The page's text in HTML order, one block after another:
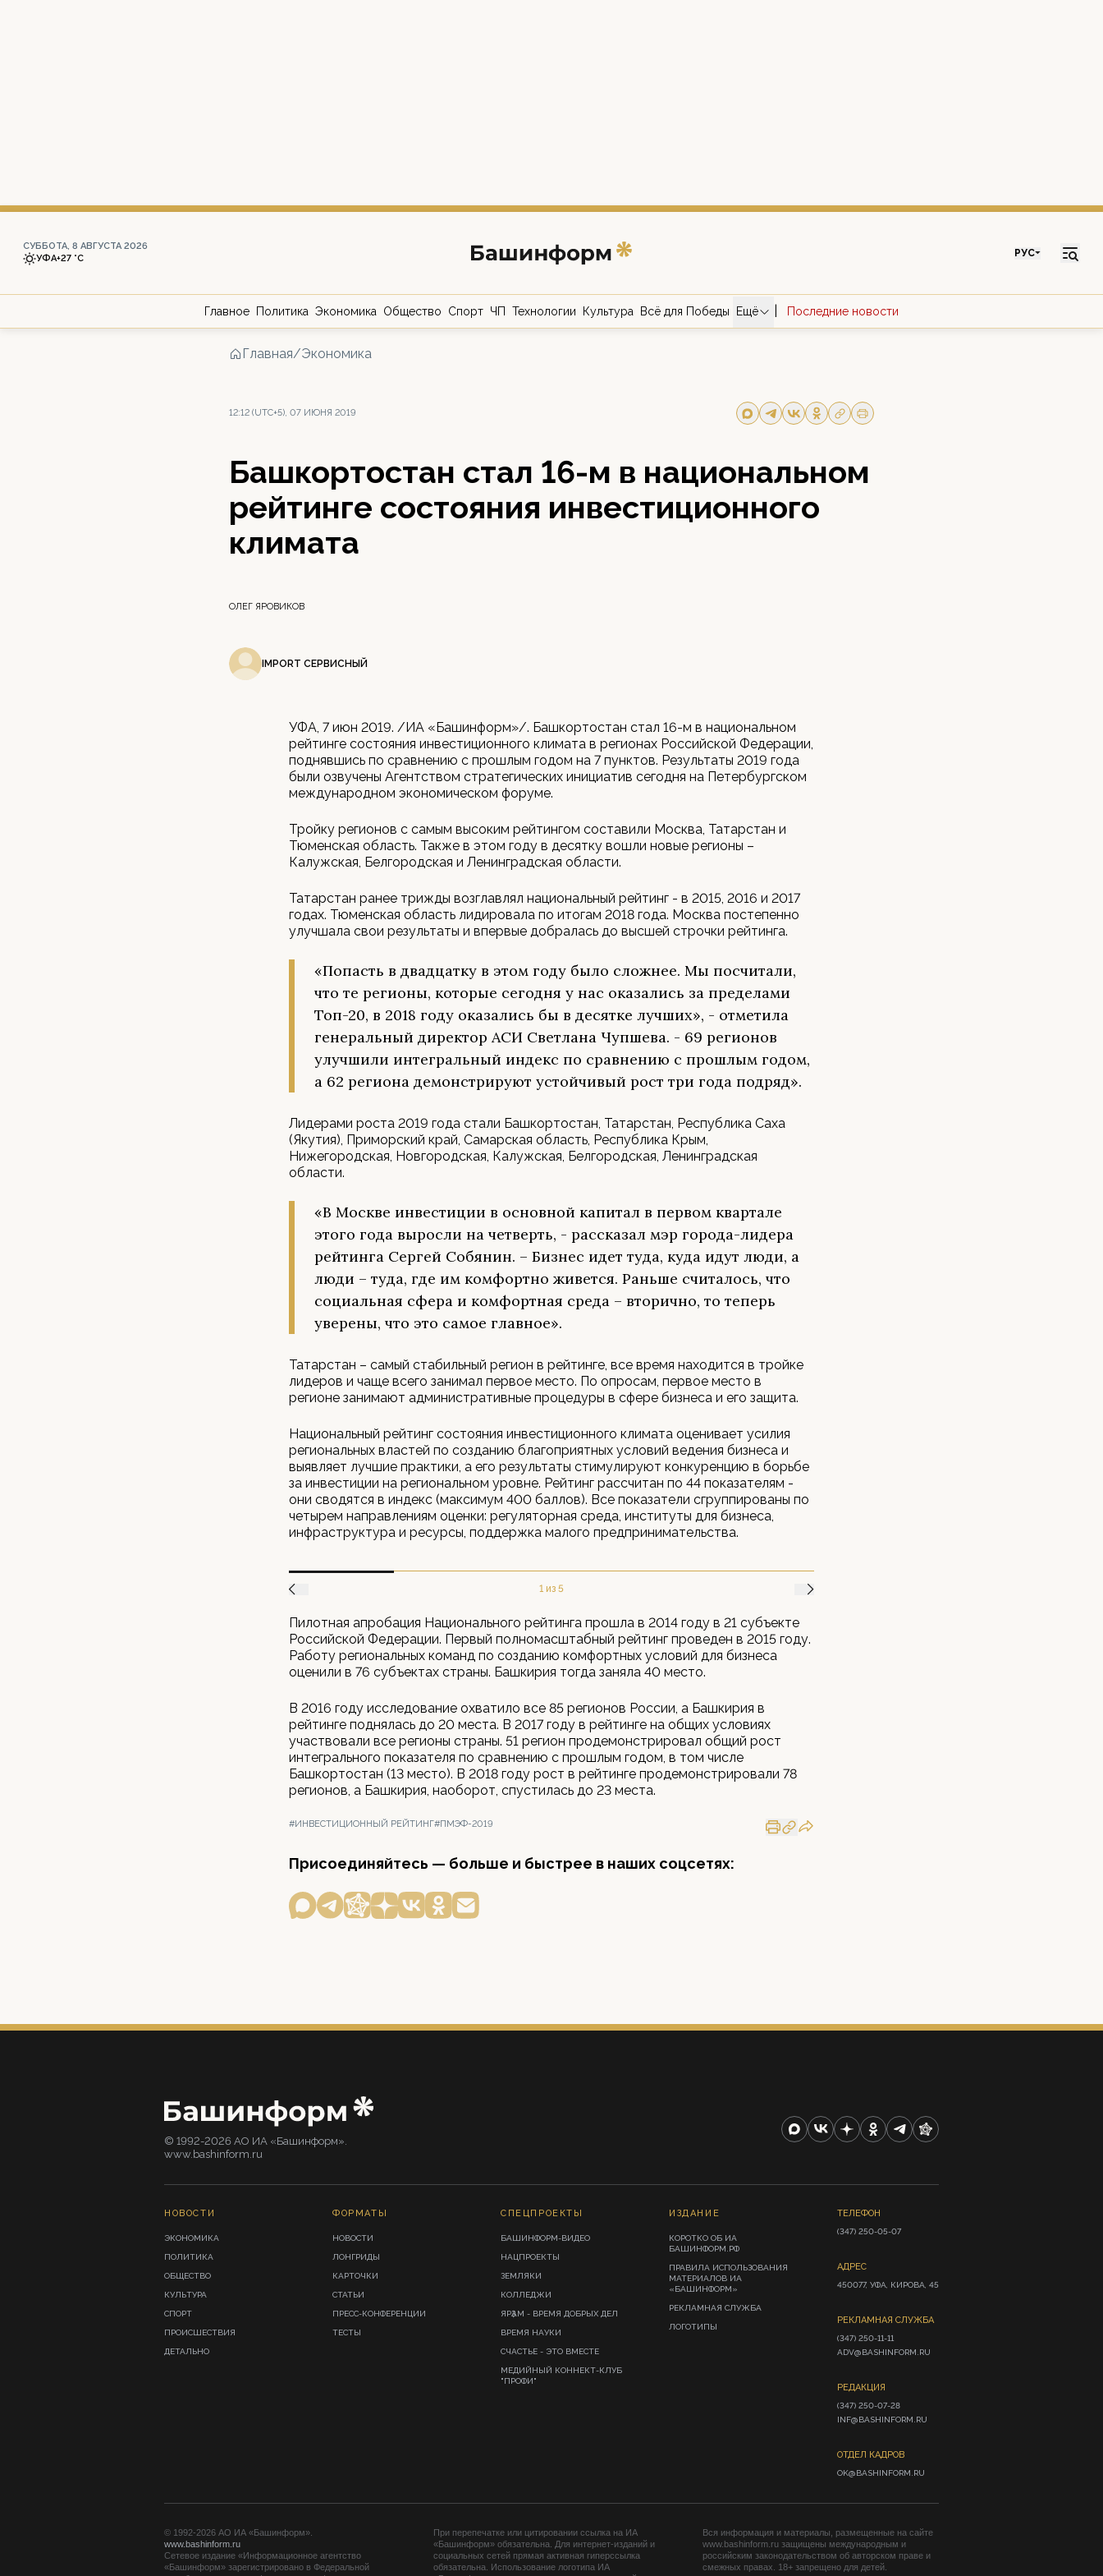
СУББОТА, 8 АВГУСТА 2026
УФА+27 °С РУС
Главное Политика Экономика Общество Спорт ЧП Технологии Культура Всё для Победы Ещё Последние новости
Главная/Экономика
12:12 (UTC+5), 07 ИЮНЯ 2019
Башкортостан стал 16-м в национальном
рейтинге состояния инвестиционного
климата
ОЛЕГ ЯРОВИКОВ
IMPORT СЕРВИСНЫЙ
УФА, 7 июн 2019. /ИА «Башинформ»/. Башкортостан стал 16-м в национальном
рейтинге состояния инвестиционного климата в регионах Российской Федерации,
поднявшись по сравнению с прошлым годом на 7 пунктов. Результаты 2019 года
были озвучены Агентством стратегических инициатив сегодня на Петербургском
международном экономическом форуме.
Тройку регионов с самым высоким рейтингом составили Москва, Татарстан и
Тюменская область. Также в этом году в десятку вошли новые регионы –
Калужская, Белгородская и Ленинградская области.
Татарстан ранее трижды возглавлял национальный рейтинг - в 2015, 2016 и 2017
годах. Тюменская область лидировала по итогам 2018 года. Москва постепенно
улучшала свои результаты и впервые добралась до высшей строчки рейтинга.
«Попасть в двадцатку в этом году было сложнее. Мы посчитали,
что те регионы, которые сегодня у нас оказались за пределами
Топ-20, в 2018 году оказались бы в десятке лучших», - отметила
генеральный директор АСИ Светлана Чупшева. - 69 регионов
улучшили интегральный индекс по сравнению с прошлым годом,
а 62 региона демонстрируют устойчивый рост три года подряд».
Лидерами роста 2019 года стали Башкортостан, Татарстан, Республика Саха
(Якутия), Приморский край, Самарская область, Республика Крым,
Нижегородская, Новгородская, Калужская, Белгородская, Ленинградская
области.
«В Москве инвестиции в основной капитал в первом квартале
этого года выросли на четверть, - рассказал мэр города-лидера
рейтинга Сергей Собянин. – Бизнес идет туда, куда идут люди, а
люди – туда, где им комфортно живется. Раньше считалось, что
социальная сфера и комфортная среда – вторично, то теперь
уверены, что это самое главное».
Татарстан – самый стабильный регион в рейтинге, все время находится в тройке
лидеров и чаще всего занимал первое место. По опросам, первое место в
регионе занимают административные процедуры в сфере бизнеса и его защита.
Национальный рейтинг состояния инвестиционного климата оценивает усилия
региональных властей по созданию благоприятных условий ведения бизнеса и
выявляет лучшие практики, а его результаты стимулируют конкуренцию в борьбе
за инвестиции на региональном уровне. Рейтинг рассчитан по 44 показателям -
они сводятся в индекс (максимум 400 баллов). Все показатели сгруппированы по
четырем направлениям оценки: регуляторная среда, институты для бизнеса,
инфраструктура и ресурсы, поддержка малого предпринимательства.
1 из 5
Пилотная апробация Национального рейтинга прошла в 2014 году в 21 субъекте
Российской Федерации. Первый полномасштабный рейтинг проведен в 2015 году.
Работу региональных команд по созданию комфортных условий для бизнеса
оценили в 76 субъектах страны. Башкирия тогда заняла 40 место.
В 2016 году исследование охватило все 85 регионов России, а Башкирия в
рейтинге поднялась до 20 места. В 2017 году в рейтинге на общих условиях
участвовали все регионы страны. 51 регион продемонстрировал общий рост
интегрального показателя по сравнению с прошлым годом, в том числе
Башкортостан (13 место). В 2018 году рост в рейтинге продемонстрировали 78
регионов, а Башкирия, наоборот, спустилась до 23 места.
#ИНВЕСТИЦИОННЫЙ РЕЙТИНГ#ПМЭФ-2019
Присоединяйтесь — больше и быстрее в наших соцсетях:
© 1992-2026 АО ИА «Башинформ».
www.bashinform.ru
НОВОСТИ
ЭКОНОМИКА
ПОЛИТИКА
ОБЩЕСТВО
КУЛЬТУРА
СПОРТ
ПРОИСШЕСТВИЯ
ДЕТАЛЬНО
ФОРМАТЫ
НОВОСТИ
ЛОНГРИДЫ
КАРТОЧКИ
СТАТЬИ
ПРЕСС-КОНФЕРЕНЦИИ
ТЕСТЫ
СПЕЦПРОЕКТЫ
БАШИНФОРМ-ВИДЕО
НАЦПРОЕКТЫ
ЗЕМЛЯКИ
КОЛЛЕДЖИ
ЯРҘАМ - ВРЕМЯ ДОБРЫХ ДЕЛ
ВРЕМЯ НАУКИ
СЧАСТЬЕ - ЭТО ВМЕСТЕ
МЕДИЙНЫЙ КОННЕКТ-КЛУБ
"ПРОФИ"
ИЗДАНИЕ
КОРОТКО ОБ ИА
БАШИНФОРМ.РФ
ПРАВИЛА ИСПОЛЬЗОВАНИЯ
МАТЕРИАЛОВ ИА
«БАШИНФОРМ»
РЕКЛАМНАЯ СЛУЖБА
ЛОГОТИПЫ
ТЕЛЕФОН
(347) 250-05-07
АДРЕС
450077, УФА, КИРОВА, 45
РЕКЛАМНАЯ СЛУЖБА
(347) 250-11-11
ADV@BASHINFORM.RU
РЕДАКЦИЯ
(347) 250-07-28
INF@BASHINFORM.RU
ОТДЕЛ КАДРОВ
OK@BASHINFORM.RU
© 1992-2026 АО ИА «Башинформ».
www.bashinform.ru
Сетевое издание «Информационное агентство
«Башинформ» зарегистрировано в Федеральной
При перепечатке или цитировании ссылка на ИА
«Башинформ» обязательна. Для интернет-изданий и
социальных сетей прямая активная гиперссылка
обязательна. Использование логотипа ИА
Вся информация и материалы, размещенные на сайте
www.bashinform.ru защищены международным и
российским законодательством об авторском праве и
смежных правах. 18+ запрещено для детей.